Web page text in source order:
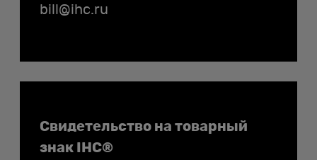
bill@ihc.ru
Документы
Свидетельство на товарный
знак IHC®